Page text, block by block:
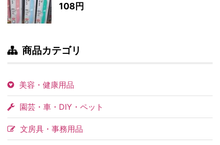
108円
商品カテゴリ
美容・健康用品
園芸・車・DIY・ペット
文房具・事務用品